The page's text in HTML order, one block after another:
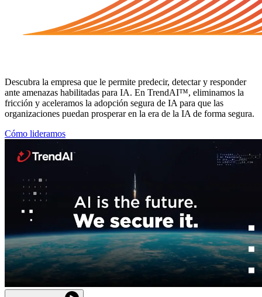
Descubra la empresa que le permite predecir, detectar y responder
ante amenazas habilitadas para IA. En TrendAI™, eliminamos la
fricción y aceleramos la adopción segura de IA para que las
organizaciones puedan prosperar en la era de la IA de forma segura.
Cómo lideramos